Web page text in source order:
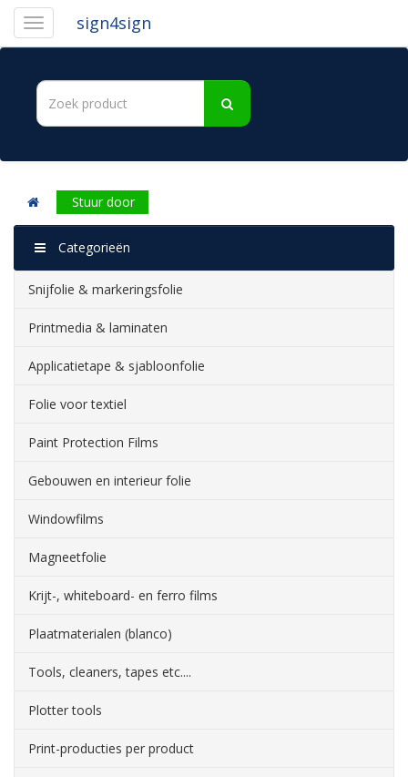
sign4sign
Stuur door
Categorieën
Snijfolie & markeringsfolie
Printmedia & laminaten
Applicatietape & sjabloonfolie
Folie voor textiel
Paint Protection Films
Gebouwen en interieur folie
Windowfilms
Magneetfolie
Krijt-, whiteboard- en ferro films
Plaatmaterialen (blanco)
Tools, cleaners, tapes etc....
Plotter tools
Print-producties per product